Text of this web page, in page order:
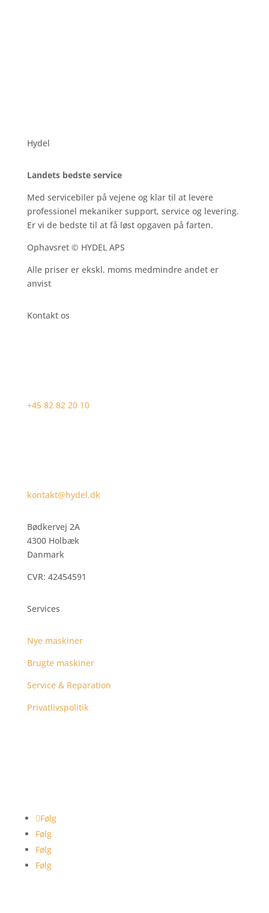
Hydel
Landets bedste service
Med servicebiler på vejene og klar til at levere
professionel mekaniker support, service og levering.
Er vi de bedste til at få løst opgaven på farten.
Ophavsret © HYDEL APS
Alle priser er ekskl. moms medmindre andet er
anvist
Kontakt os
+45 82 82 20 10
kontakt@hydel.dk
Bødkervej 2A
4300 Holbæk
Danmark
CVR: 42454591
Services
Nye maskiner
Brugte maskiner
Service & Reparation
Privatlivspolitik
Følg
Følg
Følg
Følg